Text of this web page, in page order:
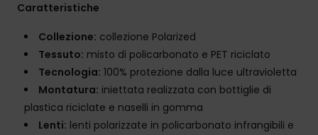
Caratteristiche
Collezione: collezione Polarized
Tessuto: misto di policarbonato e PET riciclato
Tecnologia: 100% protezione dalla luce ultravioletta
Montatura: iniettata realizzata con bottiglie di
plastica riciclate e naselli in gomma
Lenti: lenti polarizzate in policarbonato infrangibili e